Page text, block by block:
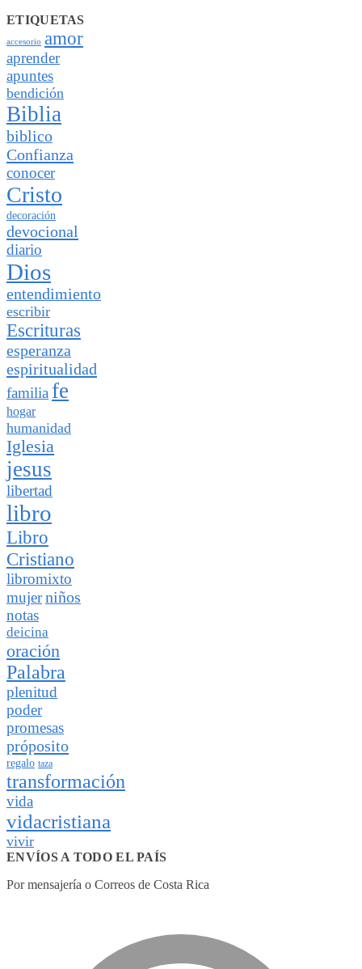
ETIQUETAS
accesorio amor
aprender
apuntes
bendición
Biblia
biblico
Confianza
conocer
Cristo
decoración
devocional
diario
Dios
entendimiento
escribir
Escrituras
esperanza
espiritualidad
familia fe
hogar
humanidad
Iglesia
jesus
libertad
libro
Libro
Cristiano
libromixto
mujerniños
notas
deicina
oración
Palabra
plenitud
poder
promesas
próposito
regalo taza
transformación
vida
vidacristiana
vivir
ENVÍOS A TODO EL PAÍS
Por mensajería o Correos de Costa Rica